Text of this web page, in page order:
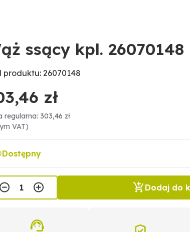
ssący kpl. 26070148
produktu: 26070148
zł
regularna: 303,46 zł
VAT)
Dostępny
Dodaj do